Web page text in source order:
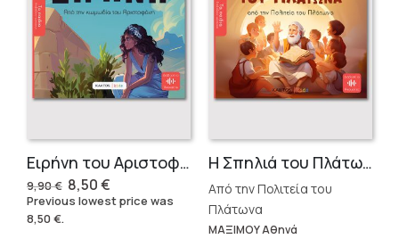
Ειρήνη του Αριστοφάνη
9,90€ Original
price
was:
8,50€Current
price
is:
Previous lowest price was
8,50€.
Η Σπηλιά του Πλάτωνα
Από την Πολιτεία του
Πλάτωνα
ΜΑΞΙΜΟΥ Αθηνά